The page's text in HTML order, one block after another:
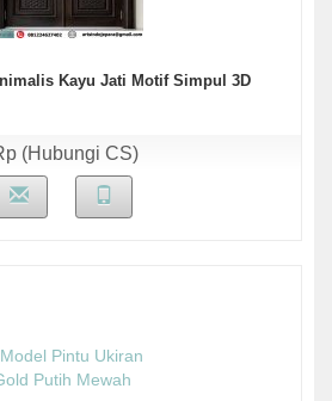
Kayu Jati Motif Simpul 3D
(Hubungi CS)